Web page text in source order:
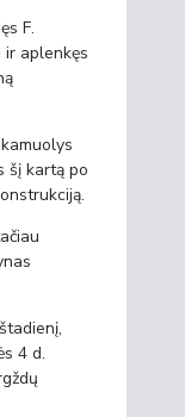
F.
aplenkęs
šį kartą po
4 d.